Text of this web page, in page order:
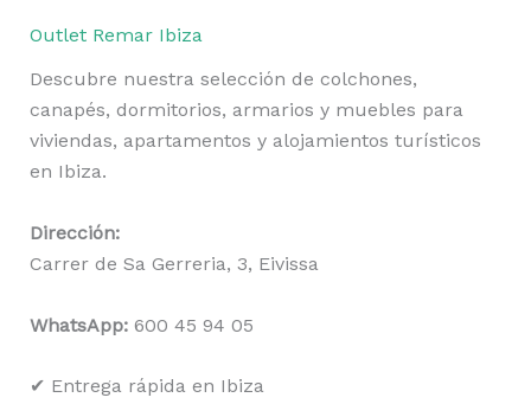
Outlet Remar Ibiza
Descubre nuestra selección de colchones,
canapés, dormitorios, armarios y muebles para
viviendas, apartamentos y alojamientos turísticos
en Ibiza.
Dirección:
Carrer de Sa Gerreria, 3, Eivissa
WhatsApp:600 45 94 05
✔ Entrega rápida en Ibiza